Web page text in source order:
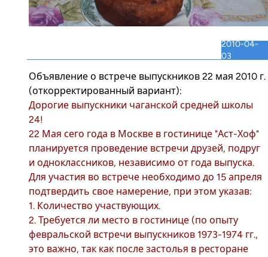
2010-04-
03
Объявление о встрече выпускников 22 мая 2010 г.
(откорректированный вариант):
Дорогие выпускники чаганской средней школы
24!
22 Мая сего года в Москве в гостинице "Аст-Хоф"
планируется проведение встречи друзей, подруг
и одноклассников, независимо от года выпуска.
Для участия во встрече необходимо до 15 апреля
подтвердить свое намерение, при этом указав:
1. Количество участвующих.
2. Требуется ли место в гостинице (по опыту
февральской встречи выпускников 1973-1974 гг.,
это важно, так как после застолья в ресторане